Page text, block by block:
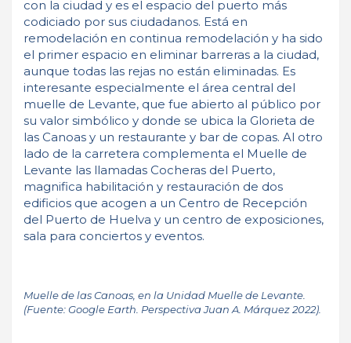
con la ciudad y es el espacio del puerto más
codiciado por sus ciudadanos. Está en
remodelación en continua remodelación y ha sido
el primer espacio en eliminar barreras a la ciudad,
aunque todas las rejas no están eliminadas. Es
interesante especialmente el área central del
muelle de Levante, que fue abierto al público por
su valor simbólico y donde se ubica la Glorieta de
las Canoas y un restaurante y bar de copas. Al otro
lado de la carretera complementa el Muelle de
Levante las llamadas Cocheras del Puerto,
magnifica habilitación y restauración de dos
edificios que acogen a un Centro de Recepción
del Puerto de Huelva y un centro de exposiciones,
sala para conciertos y eventos.
Muelle de las Canoas, en la Unidad Muelle de Levante.
(Fuente: Google Earth. Perspectiva Juan A. Márquez 2022).